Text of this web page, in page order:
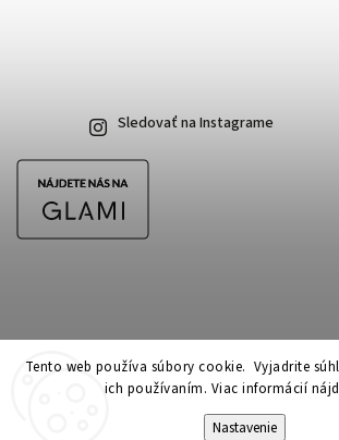
Tento web používa súbory cookie. Vyjadrite
ich používaním. Viac informácií
Nastavenie
Sledovať na Instagrame
Copyright 2026CubeSkateshop.sk. Všetky
Upraviť nastavenie cookies